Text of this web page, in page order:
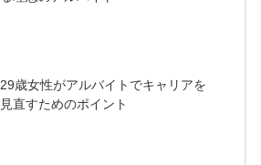
29歳女性がアルバイトでキャリアを
見直すためのポイント